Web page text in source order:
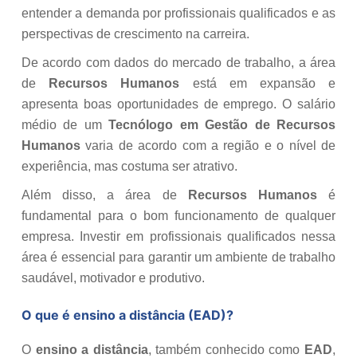
entender a demanda por profissionais qualificados e as
perspectivas de crescimento na carreira.
De acordo com dados do mercado de trabalho, a área
de
Recursos Humanos está em expansão e
apresenta boas oportunidades de emprego. O salário
médio de umTecnólogo em Gestão de Recursos
Humanos varia de acordo com a região e o nível de
experiência, mas costuma ser atrativo.
Além disso, a área de Recursos Humanosé
fundamental para o bom funcionamento de qualquer
empresa. Investir em profissionais qualificados nessa
área é essencial para garantir um ambiente de trabalho
saudável, motivador e produtivo.
O que é ensino a distância (EAD)?
O ensino a distância, também conhecido como EAD,